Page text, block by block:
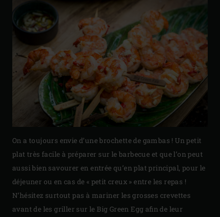
On a toujours envie d’une brochette de gambas ! Un petit
plat très facile à préparer sur le barbecue et que l’on peut
aussi bien savourer en entrée qu’en plat principal, pour le
déjeuner ou en cas de « petit creux » entre les repas !
N’hésitez surtout pas à mariner les grosses crevettes
avant de les griller sur le Big Green Egg afin de leur